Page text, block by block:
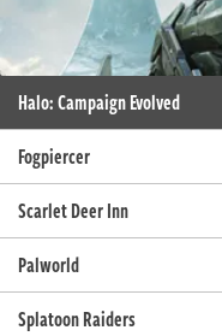
Halo: Campaign Evolved
Fogpiercer
Scarlet Deer Inn
Palworld
Splatoon Raiders